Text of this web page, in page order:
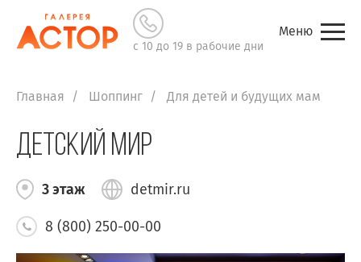
с 10 до 19 в рабочие дни
Меню
Главная Шоппинг Для детей и будущих мам
Детский мир
3 этаж detmir.ru
8 (800) 250-00-00